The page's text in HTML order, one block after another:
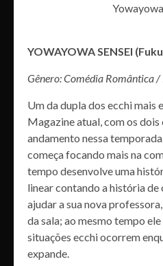
YOWAYOWA SENSEI
Gênero: Comédia Romântica
Um da dupla dos ecchi mais
Magazine atual, com os dois
andamento nessa
começa focando mais na
tempo desenvolve uma
linear contando a história
ajudar a sua nova
da sala; ao mesmo tempo
situações ecchi ocorrem
expande.